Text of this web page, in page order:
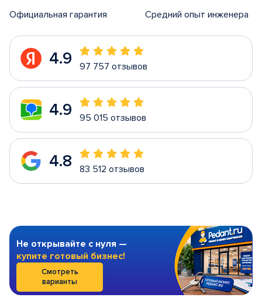
Официальная гарантия Средний опыт инженера
4.9 97 757 отзывов
4.9 95 015 отзывов
4.8 83 512 отзывов
Не открывайте с нуля —
купите готовый бизнес!
Смотреть
варианты